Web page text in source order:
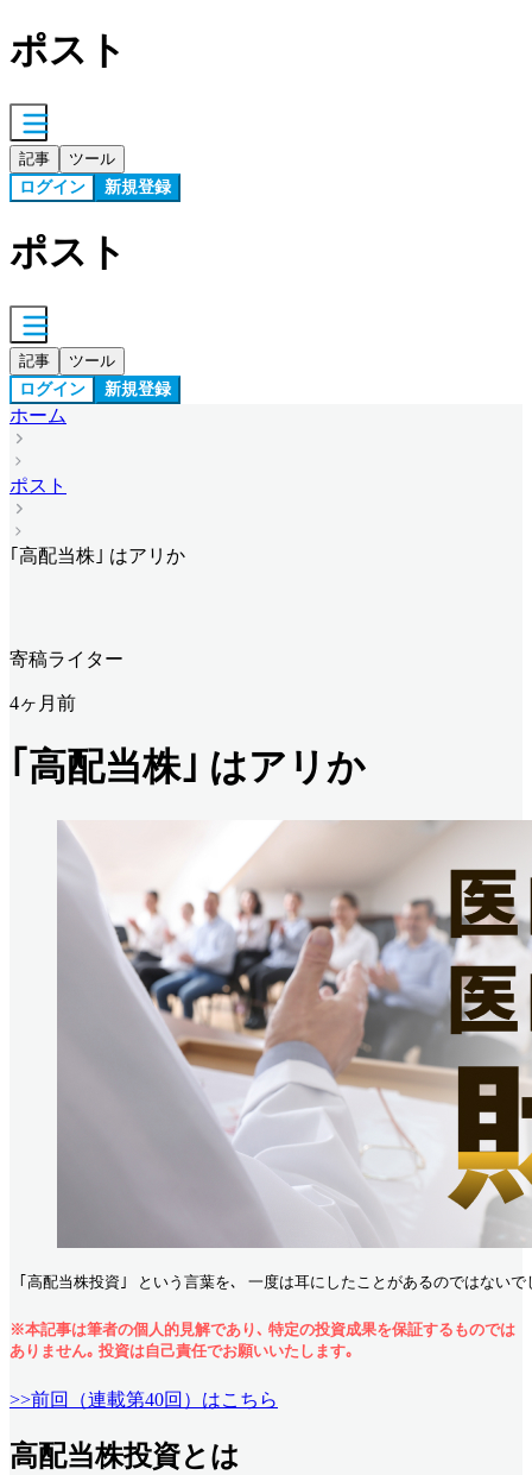
ポスト
記事 ツール
ログイン 新規登録
ポスト
記事 ツール
ログイン 新規登録
ホーム
ポスト
｢高配当株｣ はアリか
寄稿ライター
4ヶ月前
｢高配当株｣ はアリか
｢高配当株投資｣ という言葉を､ 一度は耳にしたことがあるのではない
※本記事は筆者の個人的見解であり､ 特定の投資成果を保証するものでは
ありません｡ 投資は自己責任でお願いいたします｡
>>前回（連載第40回）はこちら
高配当株投資とは